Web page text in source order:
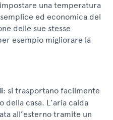
una temperatura
ed economica del
delle sue stesse
esempio migliorare la
: si trasportano facilmente
della casa. L’aria calda
all’esterno tramite un